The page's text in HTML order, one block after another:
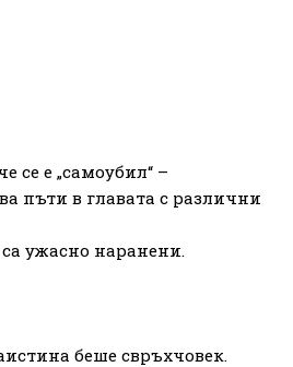
се е „самоубил“ –
пъти в главата с различни
ужасно наранени.
беше свръхчовек.